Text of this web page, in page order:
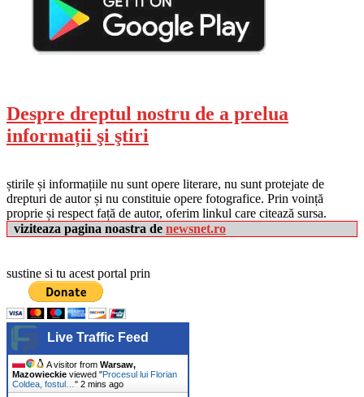
Despre dreptul nostru de a prelua
informații şi ştiri
știrile și informațiile nu sunt opere literare, nu sunt protejate de
drepturi de autor și nu constituie opere fotografice. Prin voință
proprie și respect față de autor, oferim linkul care citează sursa.
viziteaza pagina noastra de newsnet.ro
sustine si tu acest portal prin
Live Traffic Feed
A visitor from Warsaw,
Mazowieckie viewed "Procesul lui Florian
Coldea, fostul…" 2 mins ago